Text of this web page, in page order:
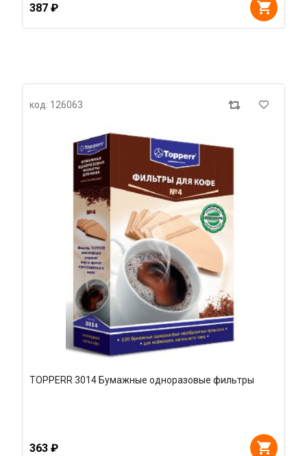
387 ₽
код: 126063
TOPPERR 3014 Бумажные одноразовые фильтры
363 ₽